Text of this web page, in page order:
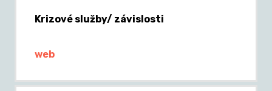
Krizové služby/ závislosti
web